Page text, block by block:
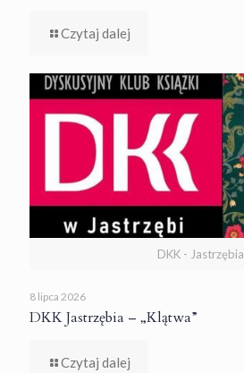
Czytaj dalej
DKK - Jastrzębia
8 lipca 2026
DKK Jastrzębia – „Klątwa”
Czytaj dalej